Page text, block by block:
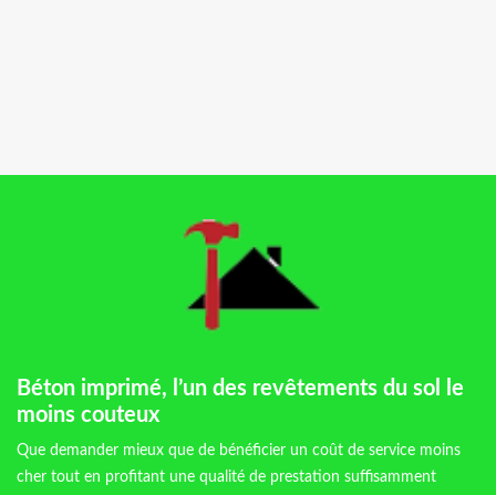
Béton imprimé, l’un des revêtements du sol le
moins couteux
Que demander mieux que de bénéficier un coût de service moins
cher tout en profitant une qualité de prestation suffisamment